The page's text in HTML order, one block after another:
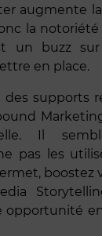
augmente
la
un buzz
en place.
des supports
Il
pas les
boostez
opportunité